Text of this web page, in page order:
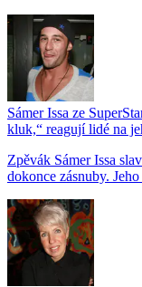
Sámer Issa ze
kluk,“ reagují lidé na
Zpěvák Sámer Issa
dokonce zásnuby.